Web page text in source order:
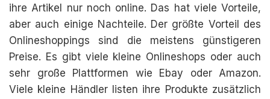
ihre Artikel nur noch online. Das hat viele Vorteile,
aber auch einige Nachteile. Der größte Vorteil des
Onlineshoppings sind die meistens günstigeren
Preise. Es gibt viele kleine Onlineshops oder auch
sehr große Plattformen wie Ebay oder Amazon.
Viele kleine Händler listen ihre Produkte zusätzlich